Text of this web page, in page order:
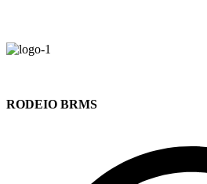
RODEIO BRMS